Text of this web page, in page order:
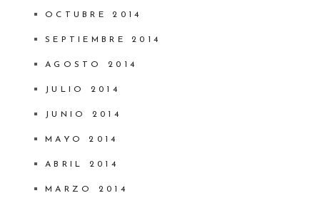
OCTUBRE 2014
SEPTIEMBRE 2014
AGOSTO 2014
JULIO 2014
JUNIO 2014
MAYO 2014
ABRIL 2014
MARZO 2014